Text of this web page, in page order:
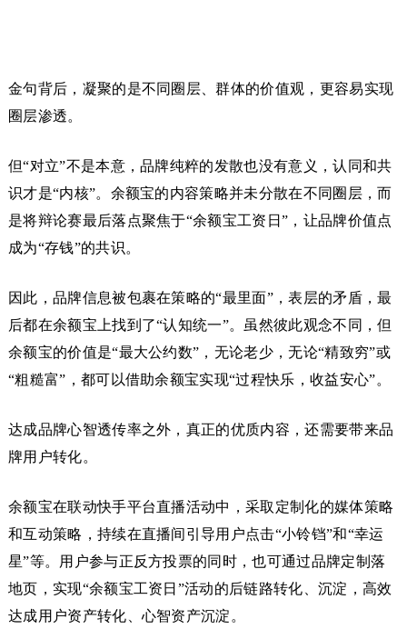
金句背后，凝聚的是不同圈层、群体的价值观，更容易实现
圈层渗透。
但“对立”不是本意，品牌纯粹的发散也没有意义，认同和共
识才是“内核”。余额宝的内容策略并未分散在不同圈层，而
是将辩论赛最后落点聚焦于“余额宝工资日”，让品牌价值点
成为“存钱”的共识。
因此，品牌信息被包裹在策略的“最里面”，表层的矛盾，最
后都在余额宝上找到了“认知统一”。虽然彼此观念不同，但
余额宝的价值是“最大公约数”，无论老少，无论“精致穷”或
“粗糙富”，都可以借助余额宝实现“过程快乐，收益安心”。
达成品牌心智透传率之外，真正的优质内容，还需要带来品
牌用户转化。
余额宝在联动快手平台直播活动中，采取定制化的媒体策略
和互动策略，持续在直播间引导用户点击“小铃铛”和“幸运
星”等。用户参与正反方投票的同时，也可通过品牌定制落
地页，实现“余额宝工资日”活动的后链路转化、沉淀，高效
达成用户资产转化、心智资产沉淀。